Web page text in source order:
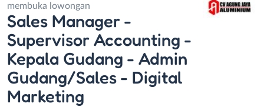
membuka lowongan
Sales Manager -
Supervisor Accounting -
Kepala Gudang - Admin
Gudang/Sales - Digital
Marketing